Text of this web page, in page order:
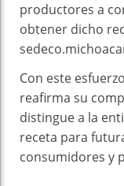
productores a
obtener dicho
Con este
reafirma su
distingue a la
receta para
consumidores y